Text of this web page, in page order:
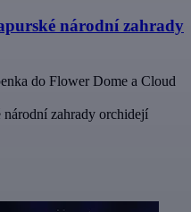
národní zahrady
do Flower Dome a Cloud
zahrady orchidejí